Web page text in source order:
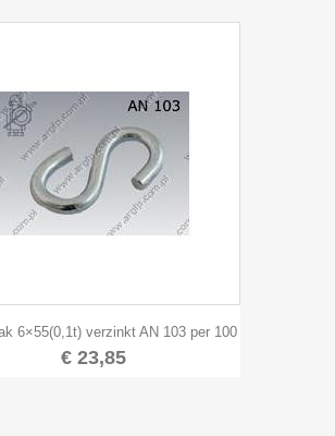
 Snel bekijken
6×55(0,1t) verzinkt AN 103 per 100
€ 23,85